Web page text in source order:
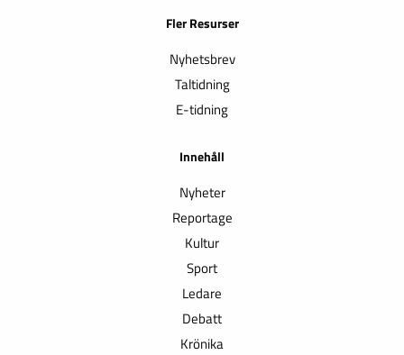
Fler Resurser
Nyhetsbrev
Taltidning
E-tidning
Innehåll
Nyheter
Reportage
Kultur
Sport
Ledare
Debatt
Krönika